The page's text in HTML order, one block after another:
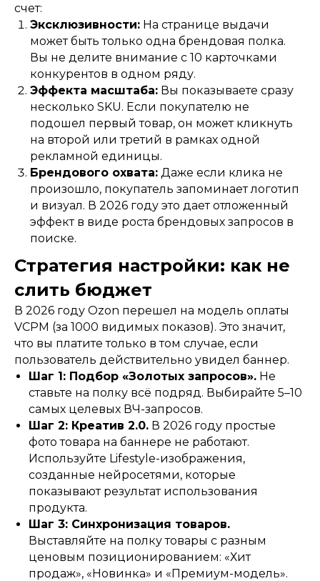
счет:
Эксклюзивности: На странице выдачи
может быть только одна брендовая полка.
Вы не делите внимание с 10 карточками
конкурентов в одном ряду.
Эффекта масштаба: Вы показываете сразу
несколько SKU. Если покупателю не
подошел первый товар, он может кликнуть
на второй или третий в рамках одной
рекламной единицы.
Брендового охвата: Даже если клика не
произошло, покупатель запоминает логотип
и визуал. В 2026 году это дает отложенный
эффект в виде роста брендовых запросов в
поиске.
Стратегия настройки: как не
слить бюджет
В 2026 году Ozon перешел на модель оплаты
VCPM (за 1000 видимых показов). Это значит,
что вы платите только в том случае, если
пользователь действительно увидел баннер.
Шаг 1: Подбор «Золотых запросов». Не
ставьте на полку всё подряд. Выбирайте 5–10
самых целевых ВЧ-запросов.
Шаг 2: Креатив 2.0. В 2026 году простые
фото товара на баннере не работают.
Используйте Lifestyle-изображения,
созданные нейросетями, которые
показывают результат использования
продукта.
Шаг 3: Синхронизация товаров.
Выставляйте на полку товары с разным
ценовым позиционированием: «Хит
продаж», «Новинка» и «Премиум-модель».